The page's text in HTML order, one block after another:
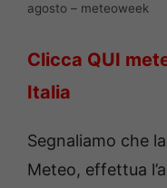
agosto – meteoweek
Clicca QUI
Italia
Segnaliamo che
Meteo, effettua